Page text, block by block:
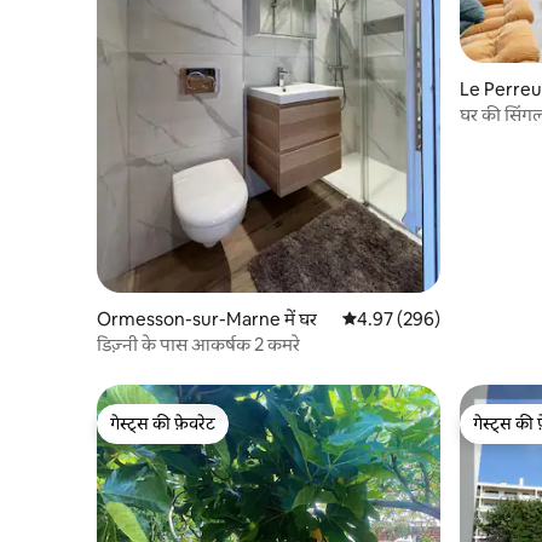
Ormesson-sur-Marne में घर औसत रेटिंग 5 में से 4.97, 296
4.97 (296)
डिज़्नी के पास आकर्षक 2 कमरे
Le
गेस्ट्स की फ़ेवरेट
गेस्ट्स की फ़ेवरेट
गेस्ट्स की
गेस्ट्स की